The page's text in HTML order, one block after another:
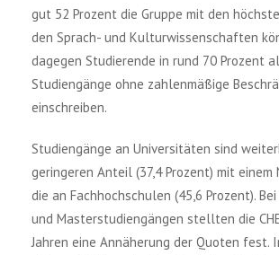
gut 52 Prozent die Gruppe mit den
den Sprach- und Kulturwissenschaften
dagegen Studierende in rund 70 Prozent
Studiengänge ohne zahlenmäßige
einschreiben.
Studiengänge an Universitäten sind
geringeren Anteil (37,4 Prozent) mit einem
die an Fachhochschulen (45,6 Prozent).
und Masterstudiengängen stellten die
Jahren eine Annäherung der Quoten fest.